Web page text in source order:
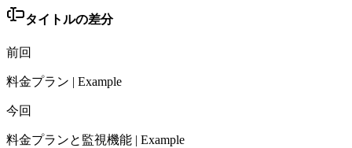
タイトルの差分
前回
料金プラン | Example
今回
料金プランと監視機能 | Example